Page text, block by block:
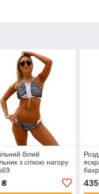
білий
з сіткою нагору
435